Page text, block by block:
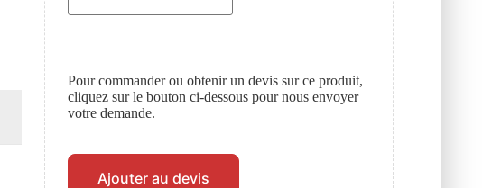
Pour commander ou obtenir un devis sur ce produit,
cliquez sur le bouton ci-dessous pour nous envoyer
votre demande.
Ajouter au devis